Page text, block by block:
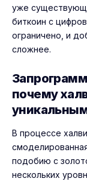
уже
биткоин с
ограничено, и
сложнее.
почему
В процессе
подобию с
нескольких